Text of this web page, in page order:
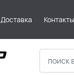
Доставка Контакты